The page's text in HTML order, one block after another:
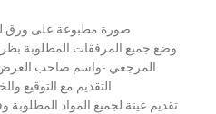
4- صورة مطبوعة على ورق
المرجعي -واسم صاحب العرض
التقديم مع التوقيع